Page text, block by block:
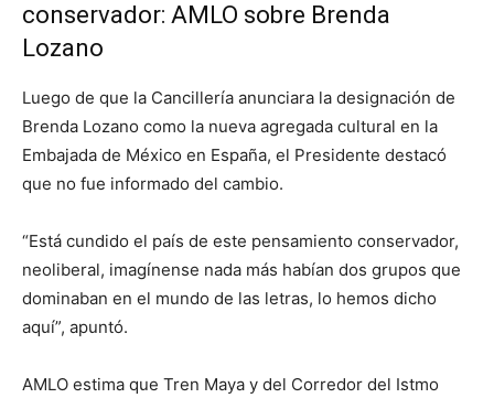
conservador: AMLO sobre Brenda
Lozano
Luego de que la Cancillería anunciara la designación de
Brenda Lozano como la nueva agregada cultural en la
Embajada de México en España, el Presidente destacó
que no fue informado del cambio.
“Está cundido el país de este pensamiento conservador,
neoliberal, imagínense nada más habían dos grupos que
dominaban en el mundo de las letras, lo hemos dicho
aquí”, apuntó.
AMLO estima que Tren Maya y del Corredor del Istmo